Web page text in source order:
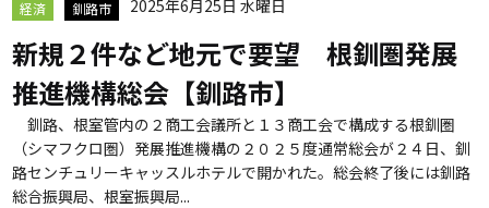
経済 釧路市 2025年6月25日 水曜日
新規２件など地元で要望 根釧圏発展
推進機構総会【釧路市】
釧路、根室管内の２商工会議所と１３商工会で構成する根釧圏
（シマフクロ圏）発展推進機構の２０２５度通常総会が２４日、釧
路センチュリーキャッスルホテルで開かれた。総会終了後には釧路
総合振興局、根室振興局...